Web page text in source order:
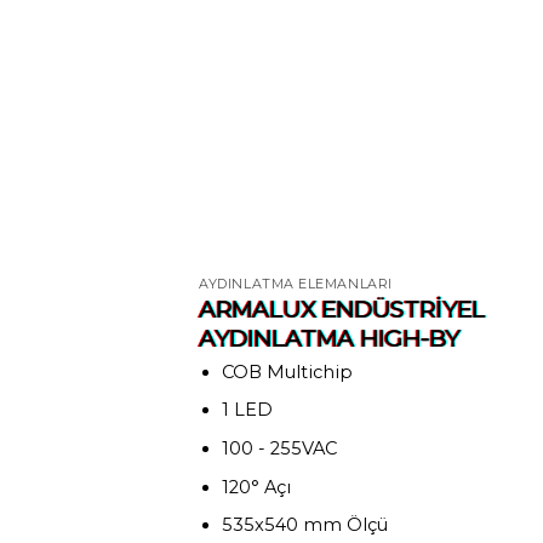
AYDINLATMA ELEMANLARI
ARMALUX ENDÜSTRİYEL
AYDINLATMA HIGH-BY
COB Multichip
1 LED
100 - 255VAC
120° Açı
535x540 mm Ölçü